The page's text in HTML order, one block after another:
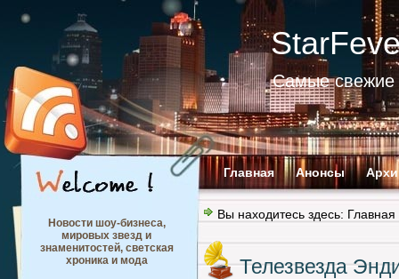
Самые свежие
Главная Анонсы
Новости шоу-бизнеса,
мировых звезд и
знаменитостей, светская
хроника и мода
Вы находитесь здесь: Главная
Телезвезда